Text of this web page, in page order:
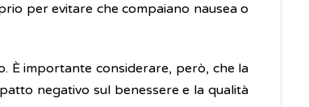
per evitare che compaiano nausea o
È importante considerare, però, che la
negativo sul benessere e la qualità